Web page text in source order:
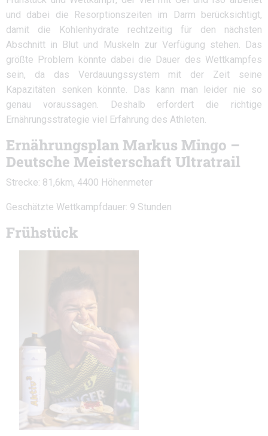
und dabei die Resorptionszeiten im Darm berücksichtigt,
damit die Kohlenhydrate rechtzeitig für den nächsten
Abschnitt in Blut und Muskeln zur Verfügung stehen. Das
größte Problem könnte dabei die Dauer des Wettkampfes
sein, da das Verdauungssystem mit der Zeit seine
Kapazitäten senken könnte. Das kann man leider nie so
genau voraussagen. Deshalb erfordert die richtige
Ernährungsstrategie viel Erfahrung des Athleten.
Ernährungsplan Markus Mingo –
Deutsche Meisterschaft Ultratrail
Strecke: 81,6km, 4400 Höhenmeter
Geschätzte Wettkampfdauer: 9 Stunden
Frühstück